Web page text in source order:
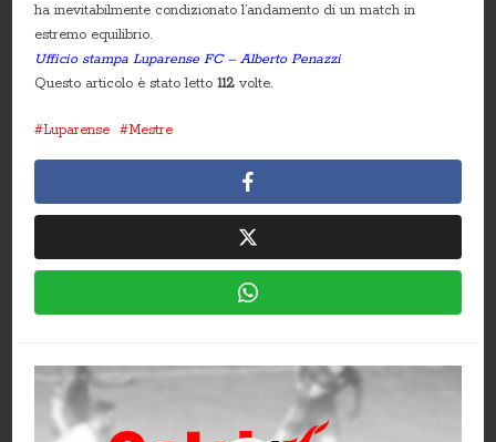
ha inevitabilmente condizionato l’andamento di un match in
estremo equilibrio.
Ufficio stampa Luparense FC – Alberto Penazzi
Questo articolo è stato letto112 volte.
Luparense Mestre